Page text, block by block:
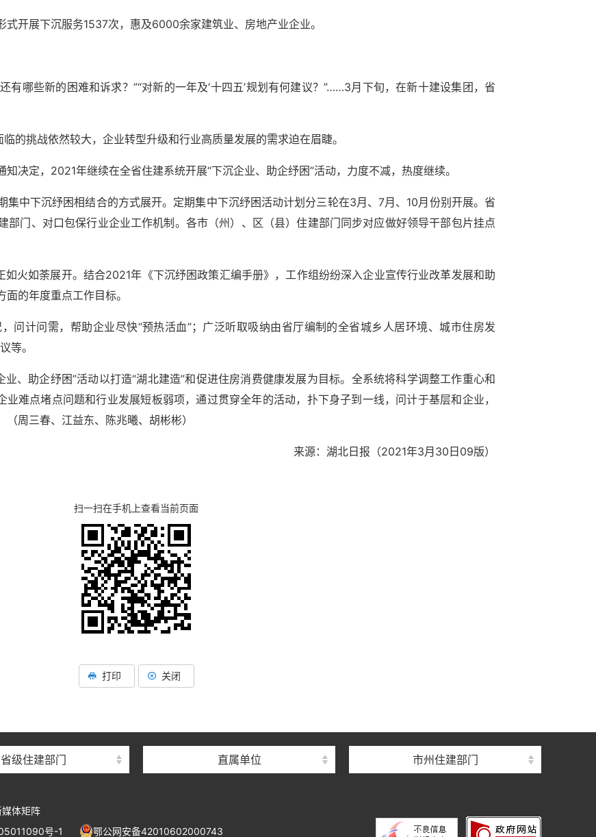
开展下沉服务1537次，惠及6000余家建筑业、房地产业企业。
有哪些新的困难和诉求？”“对新的一年及‘十四五’规划有何建议？”……3月下旬，在新十建设集团，省
的挑战依然较大，企业转型升级和行业高质量发展的需求迫在眉睫。
决定，2021年继续在全省住建系统开展“下沉企业、助企纾困”活动，力度不减，热度继续。
集中下沉纾困相结合的方式展开。定期集中下沉纾困活动计划分三轮在3月、7月、10月份别开展。省
部门、对口包保行业企业工作机制。各市（州）、区（县）住建部门同步对应做好领导干部包片挂点
如火如荼展开。结合2021年《下沉纾困政策汇编手册》，工作组纷纷深入企业宣传行业改革发展和助
的年度重点工作目标。
问计问需，帮助企业尽快“预热活血”；广泛听取吸纳由省厅编制的全省城乡人居环境、城市住房发
等。
、助企纾困”活动以打造“湖北建造”和促进住房消费健康发展为目标。全系统将科学调整工作重心和
难点堵点问题和行业发展短板弱项，通过贯穿全年的活动，扑下身子到一线，问计于基层和企业，
周三春、江益东、陈兆曦、胡彬彬）
来源：湖北日报（2021年3月30日09版）
扫一扫在手机上查看当前页面
打印 关闭
省级住建部门 直属单位
湖北省住建厅机关后勤服务中心
湖北省建设工程质量安全监督总站
湖北省建设工程标准定额管理总站 市州住建部门
媒体矩阵
号-1 鄂公网安备42010602000743